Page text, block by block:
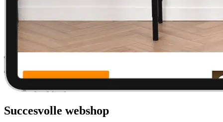
Succesvolle webshop